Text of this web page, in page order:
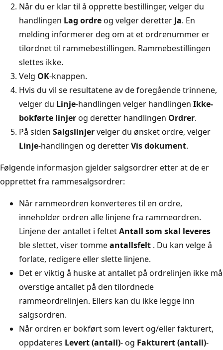
Når du er klar til å opprette bestillinger, velger du
handlingen Lag ordreog velger deretter Ja. En
melding informerer deg om at et ordrenummer er
tilordnet til rammebestillingen. Rammebestillingen
slettes ikke.
Velg OK-knappen.
Hvis du vil se resultatene av de foregående trinnene,
velger du Linje-handlingen velger handlingen Ikke-
bokførte linjerog deretter handlingen Ordrer.
På siden Salgslinjervelger du ønsket ordre, velger
Linje-handlingen og deretterVis dokument.
Følgende informasjon gjelder salgsordrer etter at de er
opprettet fra rammesalgsordrer:
Når rammeordren konverteres til en ordre,
inneholder ordren alle linjene fra rammeordren.
Linjene der antallet i feltetAntall som skal leveres
ble slettet, viser tommeantallsfelt . Du kan velge å
forlate, redigere eller slette linjene.
Det er viktig å huske at antallet på ordrelinjen ikke må
overstige antallet på den tilordnede
rammeordrelinjen. Ellers kan du ikke legge inn
salgsordren.
Når ordren er bokført som levert og/eller fakturert,
oppdateres Levert (antall)- og Fakturert (antall)-